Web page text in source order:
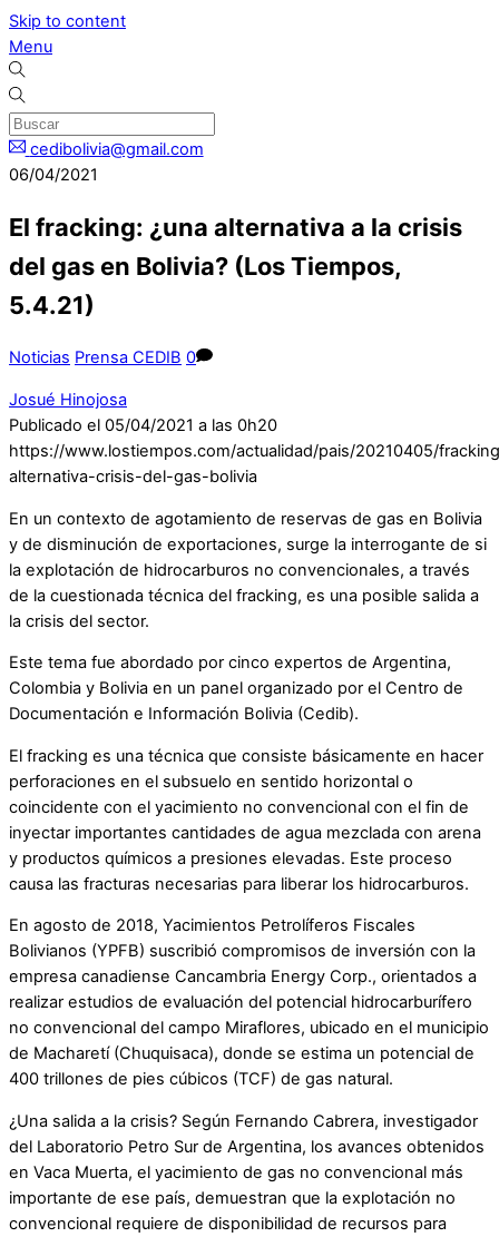
Skip to content
Menu
cedibolivia@gmail.com
06/04/2021
El fracking: ¿una alternativa a la crisis
del gas en Bolivia? (Los Tiempos,
5.4.21)
Noticias Prensa CEDIB 0
Josué Hinojosa
Publicado el 05/04/2021 a las 0h20
https://www.lostiempos.com/actualidad/pais/20210405/
alternativa-crisis-del-gas-bolivia
En un contexto de agotamiento de reservas de gas en Bolivia
y de disminución de exportaciones, surge la interrogante de si
la explotación de hidrocarburos no convencionales, a través
de la cuestionada técnica del fracking, es una posible salida a
la crisis del sector.
Este tema fue abordado por cinco expertos de Argentina,
Colombia y Bolivia en un panel organizado por el Centro de
Documentación e Información Bolivia (Cedib).
El fracking es una técnica que consiste básicamente en hacer
perforaciones en el subsuelo en sentido horizontal o
coincidente con el yacimiento no convencional con el fin de
inyectar importantes cantidades de agua mezclada con arena
y productos químicos a presiones elevadas. Este proceso
causa las fracturas necesarias para liberar los hidrocarburos.
En agosto de 2018, Yacimientos Petrolíferos Fiscales
Bolivianos (YPFB) suscribió compromisos de inversión con la
empresa canadiense Cancambria Energy Corp., orientados a
realizar estudios de evaluación del potencial hidrocarburífero
no convencional del campo Miraflores, ubicado en el municipio
de Macharetí (Chuquisaca), donde se estima un potencial de
400 trillones de pies cúbicos (TCF) de gas natural.
¿Una salida a la crisis? Según Fernando Cabrera, investigador
del Laboratorio Petro Sur de Argentina, los avances obtenidos
en Vaca Muerta, el yacimiento de gas no convencional más
importante de ese país, demuestran que la explotación no
convencional requiere de disponibilidad de recursos para